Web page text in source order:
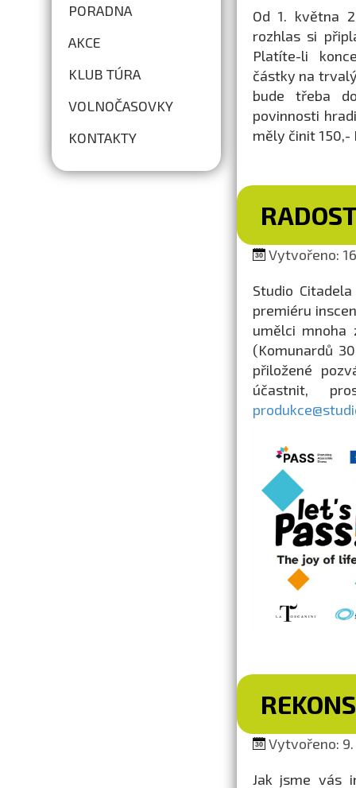
PORADNA
AKCE
KLUB TÚRA
VOLNOČASOVKY
KONTAKTY
Od 1. května
rozhlas si
Platíte-li
částky na
bude třeba
povinnosti
měly činit 150,-
Vytvořeno:
Studio
premiéru
umělci mnoha
(Komunardů
přiložené
účastnit,
Vytvořeno: 9.
Jak jsme vás